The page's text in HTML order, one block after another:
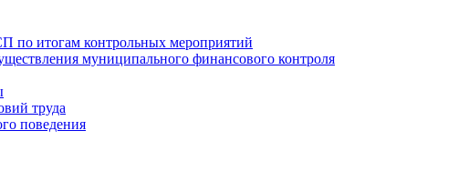
по итогам контрольных мероприятий
муниципального финансового контроля
труда
поведения